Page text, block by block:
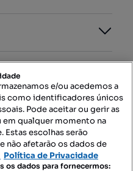
e/ou acedemos a
como identificadores únicos
Pode aceitar ou gerir as
em qualquer momento na
escolhas serão
não afetarão os dados de
Política de Privacidade
os dados para fornecermos: